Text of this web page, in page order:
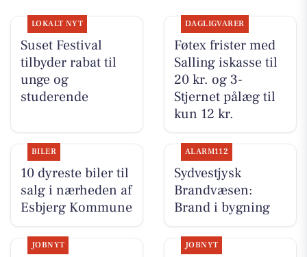
LOKALT NYT
Suset Festival
tilbyder rabat til
unge og
studerende
DAGLIGVARER
Føtex frister med
Salling iskasse til
20 kr. og 3-
Stjernet pålæg til
kun 12 kr.
BILER
10 dyreste biler til
salg i nærheden af
Esbjerg Kommune
ALARM112
Sydvestjysk
Brandvæsen:
Brand i bygning
JOBNYT JOBNYT